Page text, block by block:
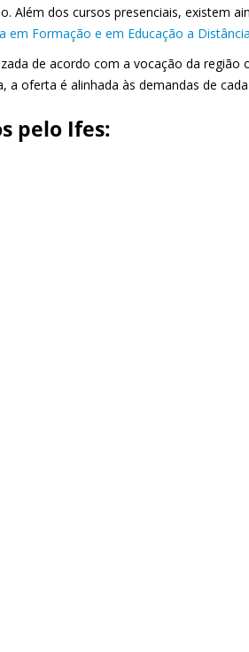
Além dos cursos presenciais, existem
em Formação e em Educação a
de acordo com a vocação da região
oferta é alinhada às demandas de
pelo Ifes: